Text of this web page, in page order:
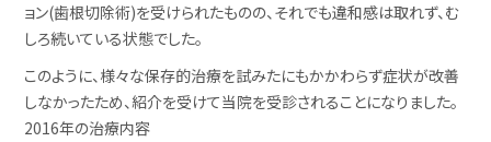
ョン(歯根切除術)を受けられたものの、それでも違和感は取れず、む
しろ続いている状態でした。
このように、様々な保存的治療を試みたにもかかわらず症状が改善
しなかったため、紹介を受けて当院を受診されることになりました。
2016年の治療内容